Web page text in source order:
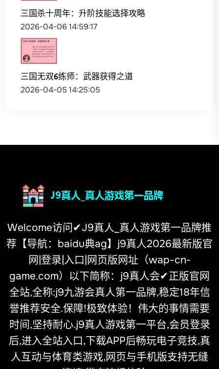
三国杀十周年：升阶技能选择攻略
2026-04-06 14:59:17
三国无双6练师：武器获得之道
2026-04-05 14:25:05
Welcome访问✔J9真人_真人游戏第一品牌推
荐【导航：baidu典ag】j9真人2026最新版官
网|登录|入口|网页版网址（wap-cn-
game.com）以下简称：j9真人会✔正版官网
全站,全称:j9九游会真人第一品牌,稳定18年信
誉推荐安全.保障!极致体验！伟大的事情需要
时间,坚持耐心.j9真人游戏第一平台,会员登录
后,进入全站入口,下载APP后畅玩电子竞技,真
人互动与体育类游戏,网页与手机版支持无缝